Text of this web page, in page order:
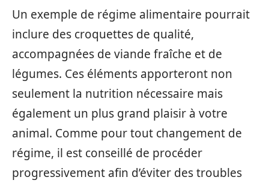
Un exemple de régime alimentaire pourrait
inclure des croquettes de qualité,
accompagnées de viande fraîche et de
légumes. Ces éléments apporteront non
seulement la nutrition nécessaire mais
également un plus grand plaisir à votre
animal. Comme pour tout changement de
régime, il est conseillé de procéder
progressivement afin d’éviter des troubles